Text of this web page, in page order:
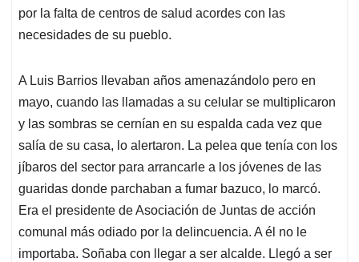
por la falta de centros de salud acordes con las
necesidades de su pueblo.
A Luis Barrios llevaban años amenazándolo pero en
mayo, cuando las llamadas a su celular se multiplicaron
y las sombras se cernían en su espalda cada vez que
salía de su casa, lo alertaron. La pelea que tenía con los
jíbaros del sector para arrancarle a los jóvenes de las
guaridas donde parchaban a fumar bazuco, lo marcó.
Era el presidente de Asociación de Juntas de acción
comunal más odiado por la delincuencia. A él no le
importaba. Soñaba con llegar a ser alcalde. Llegó a ser